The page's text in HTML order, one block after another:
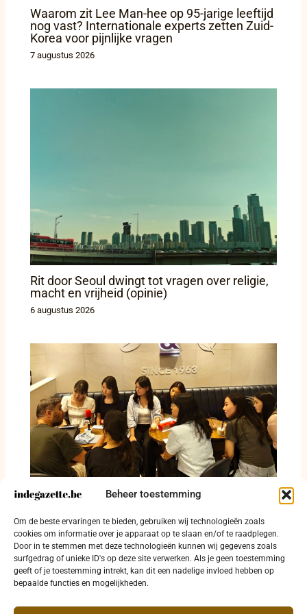
Beheer toestemming
Om de beste ervaringen te bieden, gebruiken wij technologieën zoals
cookies om informatie over je apparaat op te slaan en/of te raadplegen.
Door in te stemmen met deze technologieën kunnen wij gegevens zoals
surfgedrag of unieke ID's op deze site verwerken. Als je geen toestemming
geeft of je toestemming intrekt, kan dit een nadelige invloed hebben op
bepaalde functies en mogelijkheden.
Waarom zit Lee Man-hee op 95-jarige leeftijd
nog vast? Internationale experts zetten Zuid-
Korea voor pijnlijke vragen
7 augustus 2026
Rit door Seoul dwingt tot vragen over religie,
macht en vrijheid (opinie)
6 augustus 2026
Lotfi Amine Hachemi licht internationale
betekenis van 16 mei toe in Zuid-Korea
6 augustus 2026